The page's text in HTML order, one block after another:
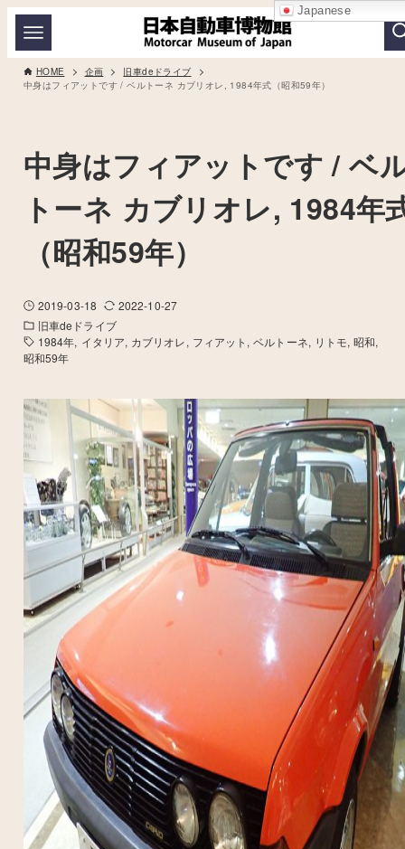
HOME 企画
旧車deドライブ
中身はフィアットです / ベルトーネ カブリオレ, 1984年式（昭和59年）
中身はフィアットです / ベ
トーネ カブリオレ, 1984年
（昭和59年）
2019-03-18
2022-10-27
旧車deドライブ
1984年 イタリア カブリオレ フィアット ベルトーネ リトモ 昭和
昭和59年
Japanese